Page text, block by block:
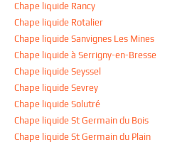
Chape liquide Rancy
Chape liquide Rotalier
Chape liquide Sanvignes Les Mines
Chape liquide à Serrigny-en-Bresse
Chape liquide Seyssel
Chape liquide Sevrey
Chape liquide Solutré
Chape liquide St Germain du Bois
Chape liquide St Germain du Plain